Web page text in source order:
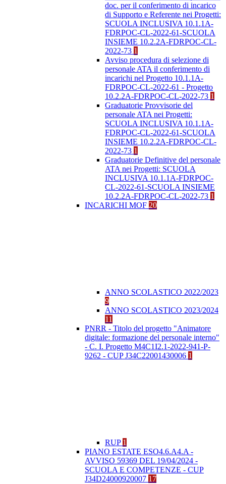
doc. per il conferimento di incarico
di Supporto e Referente nei Progetti:
SCUOLA INCLUSIVA 10.1.1A-
FDRPOC-CL-2022-61-SCUOLA
INSIEME 10.2.2A-FDRPOC-CL-
2022-73 1
Avviso procedura di selezione di
personale ATA il conferimento di
incarichi nel Progetto 10.1.1A-
FDRPOC-CL-2022-61 - Progetto
10.2.2A-FDRPOC-CL-2022-73 1
Graduatorie Provvisorie del
personale ATA nei Progetti:
SCUOLA INCLUSIVA 10.1.1A-
FDRPOC-CL-2022-61-SCUOLA
INSIEME 10.2.2A-FDRPOC-CL-
2022-73 1
Graduatorie Definitive del personale
ATA nei Progetti: SCUOLA
INCLUSIVA 10.1.1A-FDRPOC-
CL-2022-61-SCUOLA INSIEME
10.2.2A-FDRPOC-CL-2022-73 1
INCARICHI MOF 20
ANNO SCOLASTICO 2022/2023
9
ANNO SCOLASTICO 2023/2024
11
PNRR - Titolo del progetto "Animatore
digitale: formazione del personale interno"
- C. I. Progetto M4C1I2.1-2022-941-P-
9262 - CUP J34C22001430006 1
RUP 1
PIANO ESTATE ESO4.6.A4.A -
AVVISO 59369 DEL 19/04/2024 -
SCUOLA E COMPETENZE - CUP
J34D24000920007 17